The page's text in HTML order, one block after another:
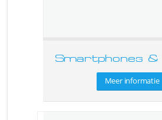
Smartphones &
Meer informatie